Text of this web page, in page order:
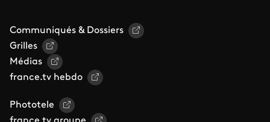
Communiqués & Dossiers
Grilles
Médias
france.tv hebdo
Phototele